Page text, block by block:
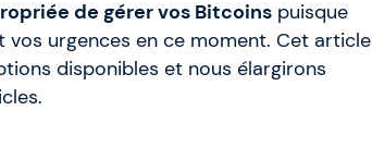
de gérer vos Bitcoins puisque
urgences en ce moment. Cet article
disponibles et nous élargirons